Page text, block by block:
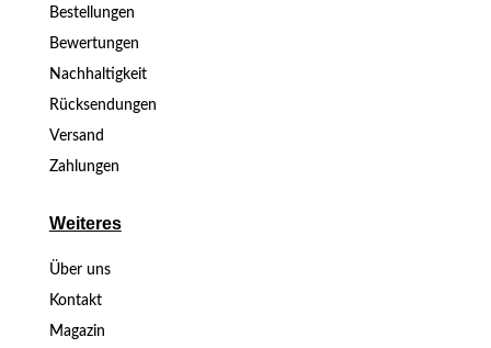
Bestellungen
Bewertungen
Nachhaltigkeit
Rücksendungen
Versand
Zahlungen
Weiteres
Über uns
Kontakt
Magazin